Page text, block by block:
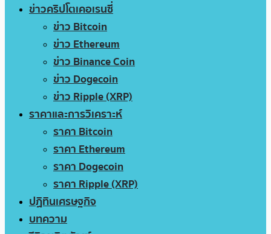
ข่าวคริปโตเคอเรนซี่
ข่าว Bitcoin
ข่าว Ethereum
ข่าว Binance Coin
ข่าว Dogecoin
ข่าว Ripple (XRP)
ราคาและการวิเคราะห์
ราคา Bitcoin
ราคา Ethereum
ราคา Dogecoin
ราคา Ripple (XRP)
ปฏิทินเศรษฐกิจ
บทความ